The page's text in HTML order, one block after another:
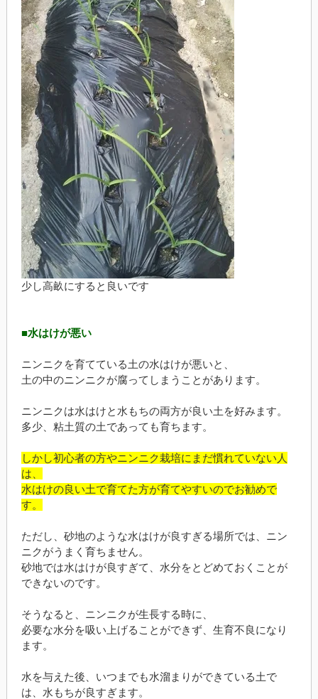
少し高畝にすると良いです
■水はけが悪い
ニンニクを育てている土の水はけが悪いと、
土の中のニンニクが腐ってしまうことがあります。
ニンニクは水はけと水もちの両方が良い土を好みます。
多少、粘土質の土であっても育ちます。
しかし初心者の方やニンニク栽培にまだ慣れていない人
は、
水はけの良い土で育てた方が育てやすいのでお勧めで
す。
ただし、砂地のような水はけが良すぎる場所では、ニン
ニクがうまく育ちません。
砂地では水はけが良すぎて、水分をとどめておくことが
できないのです。
そうなると、ニンニクが生長する時に、
必要な水分を吸い上げることができず、生育不良になり
ます。
水を与えた後、いつまでも水溜まりができている土で
は、水もちが良すぎます。